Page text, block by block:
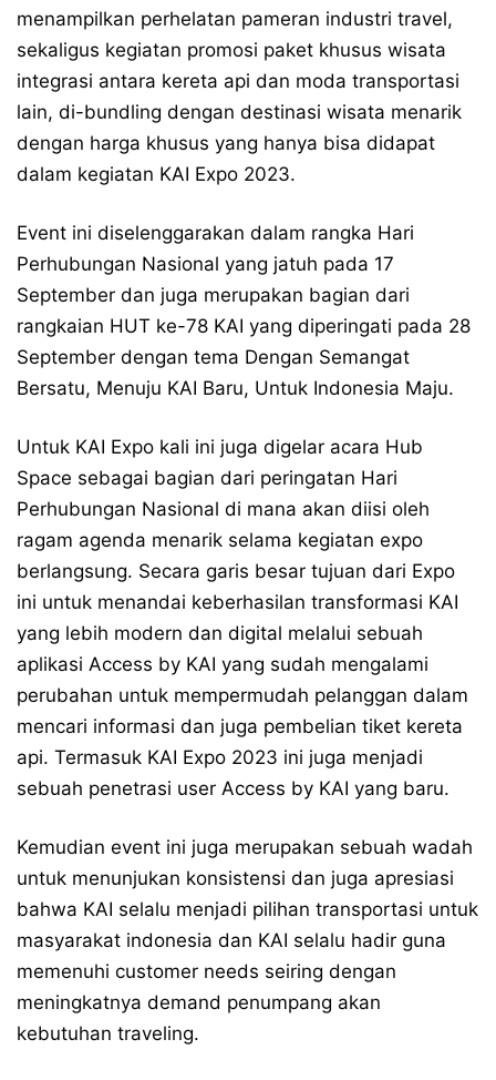
menampilkan perhelatan pameran industri travel,
sekaligus kegiatan promosi paket khusus wisata
integrasi antara kereta api dan moda transportasi
lain, di-bundling dengan destinasi wisata menarik
dengan harga khusus yang hanya bisa didapat
dalam kegiatan KAI Expo 2023.
Event ini diselenggarakan dalam rangka Hari
Perhubungan Nasional yang jatuh pada 17
September dan juga merupakan bagian dari
rangkaian HUT ke-78 KAI yang diperingati pada 28
September dengan tema Dengan Semangat
Bersatu, Menuju KAI Baru, Untuk Indonesia Maju.
Untuk KAI Expo kali ini juga digelar acara Hub
Space sebagai bagian dari peringatan Hari
Perhubungan Nasional di mana akan diisi oleh
ragam agenda menarik selama kegiatan expo
berlangsung. Secara garis besar tujuan dari Expo
ini untuk menandai keberhasilan transformasi KAI
yang lebih modern dan digital melalui sebuah
aplikasi Access by KAI yang sudah mengalami
perubahan untuk mempermudah pelanggan dalam
mencari informasi dan juga pembelian tiket kereta
api. Termasuk KAI Expo 2023 ini juga menjadi
sebuah penetrasi user Access by KAI yang baru.
Kemudian event ini juga merupakan sebuah wadah
untuk menunjukan konsistensi dan juga apresiasi
bahwa KAI selalu menjadi pilihan transportasi untuk
masyarakat indonesia dan KAI selalu hadir guna
memenuhi customer needs seiring dengan
meningkatnya demand penumpang akan
kebutuhan traveling.